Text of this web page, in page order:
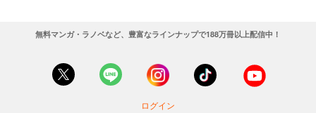
無料マンガ・ラノベなど、豊富なラインナップで188万冊以上配信中！
ログイン